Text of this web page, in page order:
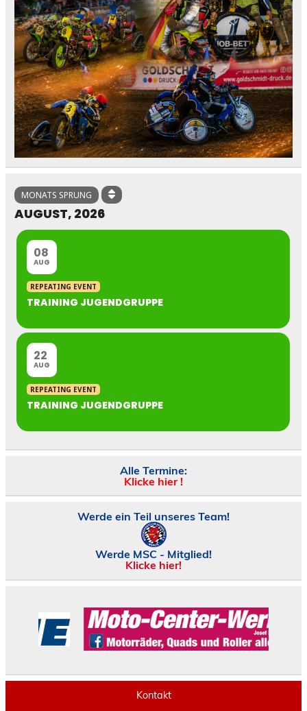
MONATS SPRUNG
AUGUST, 2026
08
AUG
REPEATING EVENT
TRAINING JUGENDGRUPPE
22
AUG
REPEATING EVENT
TRAINING JUGENDGRUPPE
Alle Termine:
Klicke hier !
Werde ein Teil unseres Team!
Werde MSC - Mitglied!
Klicke hier!
Kontakt